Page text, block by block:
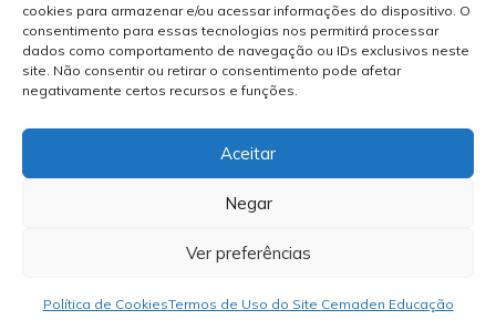
cookies para armazenar e/ou acessar informações do dispositivo. O
consentimento para essas tecnologias nos permitirá processar
dados como comportamento de navegação ou IDs exclusivos neste
site. Não consentir ou retirar o consentimento pode afetar
negativamente certos recursos e funções.
Aceitar
Negar
Ver preferências
Política de CookiesTermos de Uso do Site Cemaden Educação
hacklab